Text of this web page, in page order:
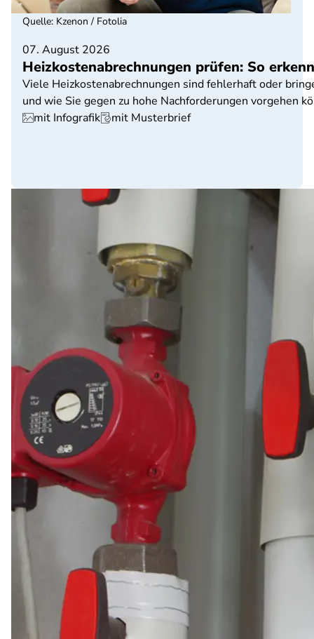
07. August 2026
Heizkostenabrechnungen prüfen: So
Viele Heizkostenabrechnungen sind fehlerhaft oder
und wie Sie gegen zu hohe Nachforderungen vorgehen
mit Infografik
mit Musterbrief
Quelle: Kzenon / Fotolia